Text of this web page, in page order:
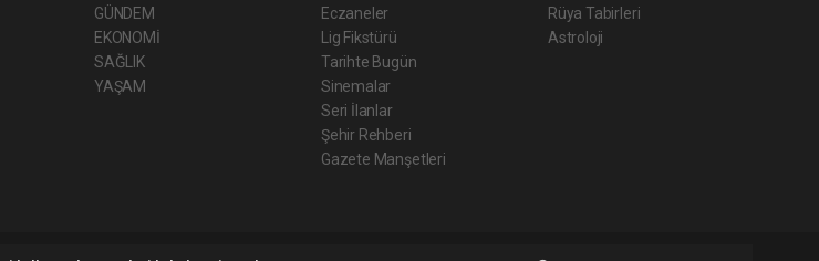
GÜNDEM
EKONOMİ
SAĞLIK
YAŞAM
Eczaneler
Lig Fikstürü
Tarihte Bugün
Sinemalar
Seri İlanlar
Şehir Rehberi
Gazete Manşetleri
Rüya Tabirleri
Astroloji